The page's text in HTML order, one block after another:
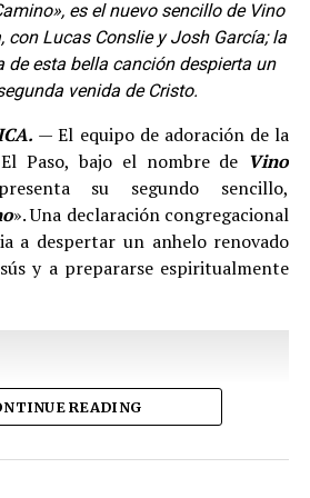
en mi viaje a «JAPÓN» aportaron a
como el vídeo y el concepto en
cultura japonesa y en esos sonidos
gracias a esto, todo fluyó para que
grabó en la ciudad de Medellín,
del cantante FAINAL, quien
en conjunto con Nyko y DJ
estuvo a cargo deSEBAS RUBIO,
Producer, Mr Bf, quienes le
historia.
es el nuevo sencillo de Vino
con Lucas Conslie y Josh García; la
de esta bella canción despierta un
venida de Cristo.
— El equipo de adoración de la
Paso, bajo el nombre de Vino
su segundo sencillo,
». Una declaración congregacional
a despertar un anhelo renovado
y a prepararse espiritualmente
READING